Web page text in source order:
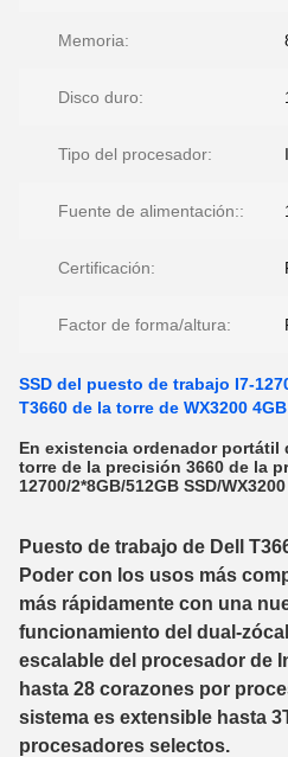
Memoria:
Disco duro:
Tipo del procesador:
Fuente de alimentación::
Certificación:
Factor de forma/altura:
SSD del puesto de trabajo I7-
T3660 de la torre de WX3200 4GB
En existencia ordenador portátil
torre de la precisión 3660 de la
12700/2*8GB/512GB SSD/
Puesto de trabajo de Dell
Poder con los usos más
más rápidamente con una
funcionamiento del dual-
escalable del procesador de
hasta 28 corazones por
sistema es extensible hasta
procesadores selectos.